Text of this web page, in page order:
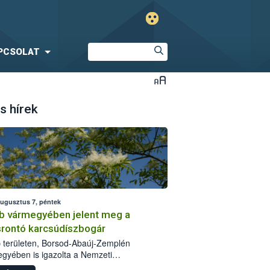
hírek
7, péntek
vármegyében jelent meg a
karcsúdíszbogár
területen, Borsod-Abaúj-Zemplén
is igazolta a Nemzeti
biztonsági Hivatal (Nébih) a